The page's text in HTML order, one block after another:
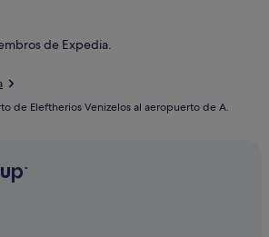
de Expedia.
de Eleftherios Venizelos al aeropuerto de A.